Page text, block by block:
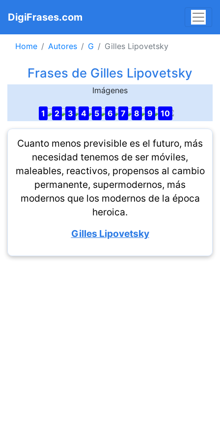
DigiFrases.com
Home Autores G Gilles Lipovetsky
Frases de Gilles Lipovetsky
Imágenes
1 2 3 4 5 6 7 8 9 10
Cuanto menos previsible es el futuro, más
necesidad tenemos de ser móviles,
maleables, reactivos, propensos al cambio
permanente, supermodernos, más
modernos que los modernos de la época
heroica.
Gilles Lipovetsky